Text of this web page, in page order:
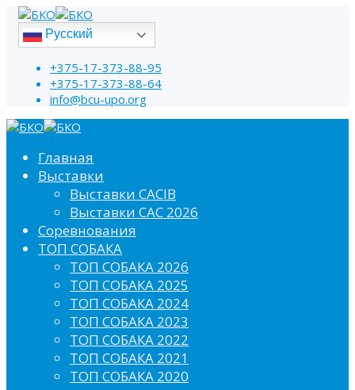
Русский
+375-17-373-88-95
+375-17-373-88-64
info@bcu-upo.org
Главная
Выставки
Выставки CACIB
Выставки САС 2026
Соревнования
ТОП СОБАКА
ТОП СОБАКА 2026
ТОП СОБАКА 2025
ТОП СОБАКА 2024
ТОП СОБАКА 2023
ТОП СОБАКА 2022
ТОП СОБАКА 2021
ТОП СОБАКА 2020